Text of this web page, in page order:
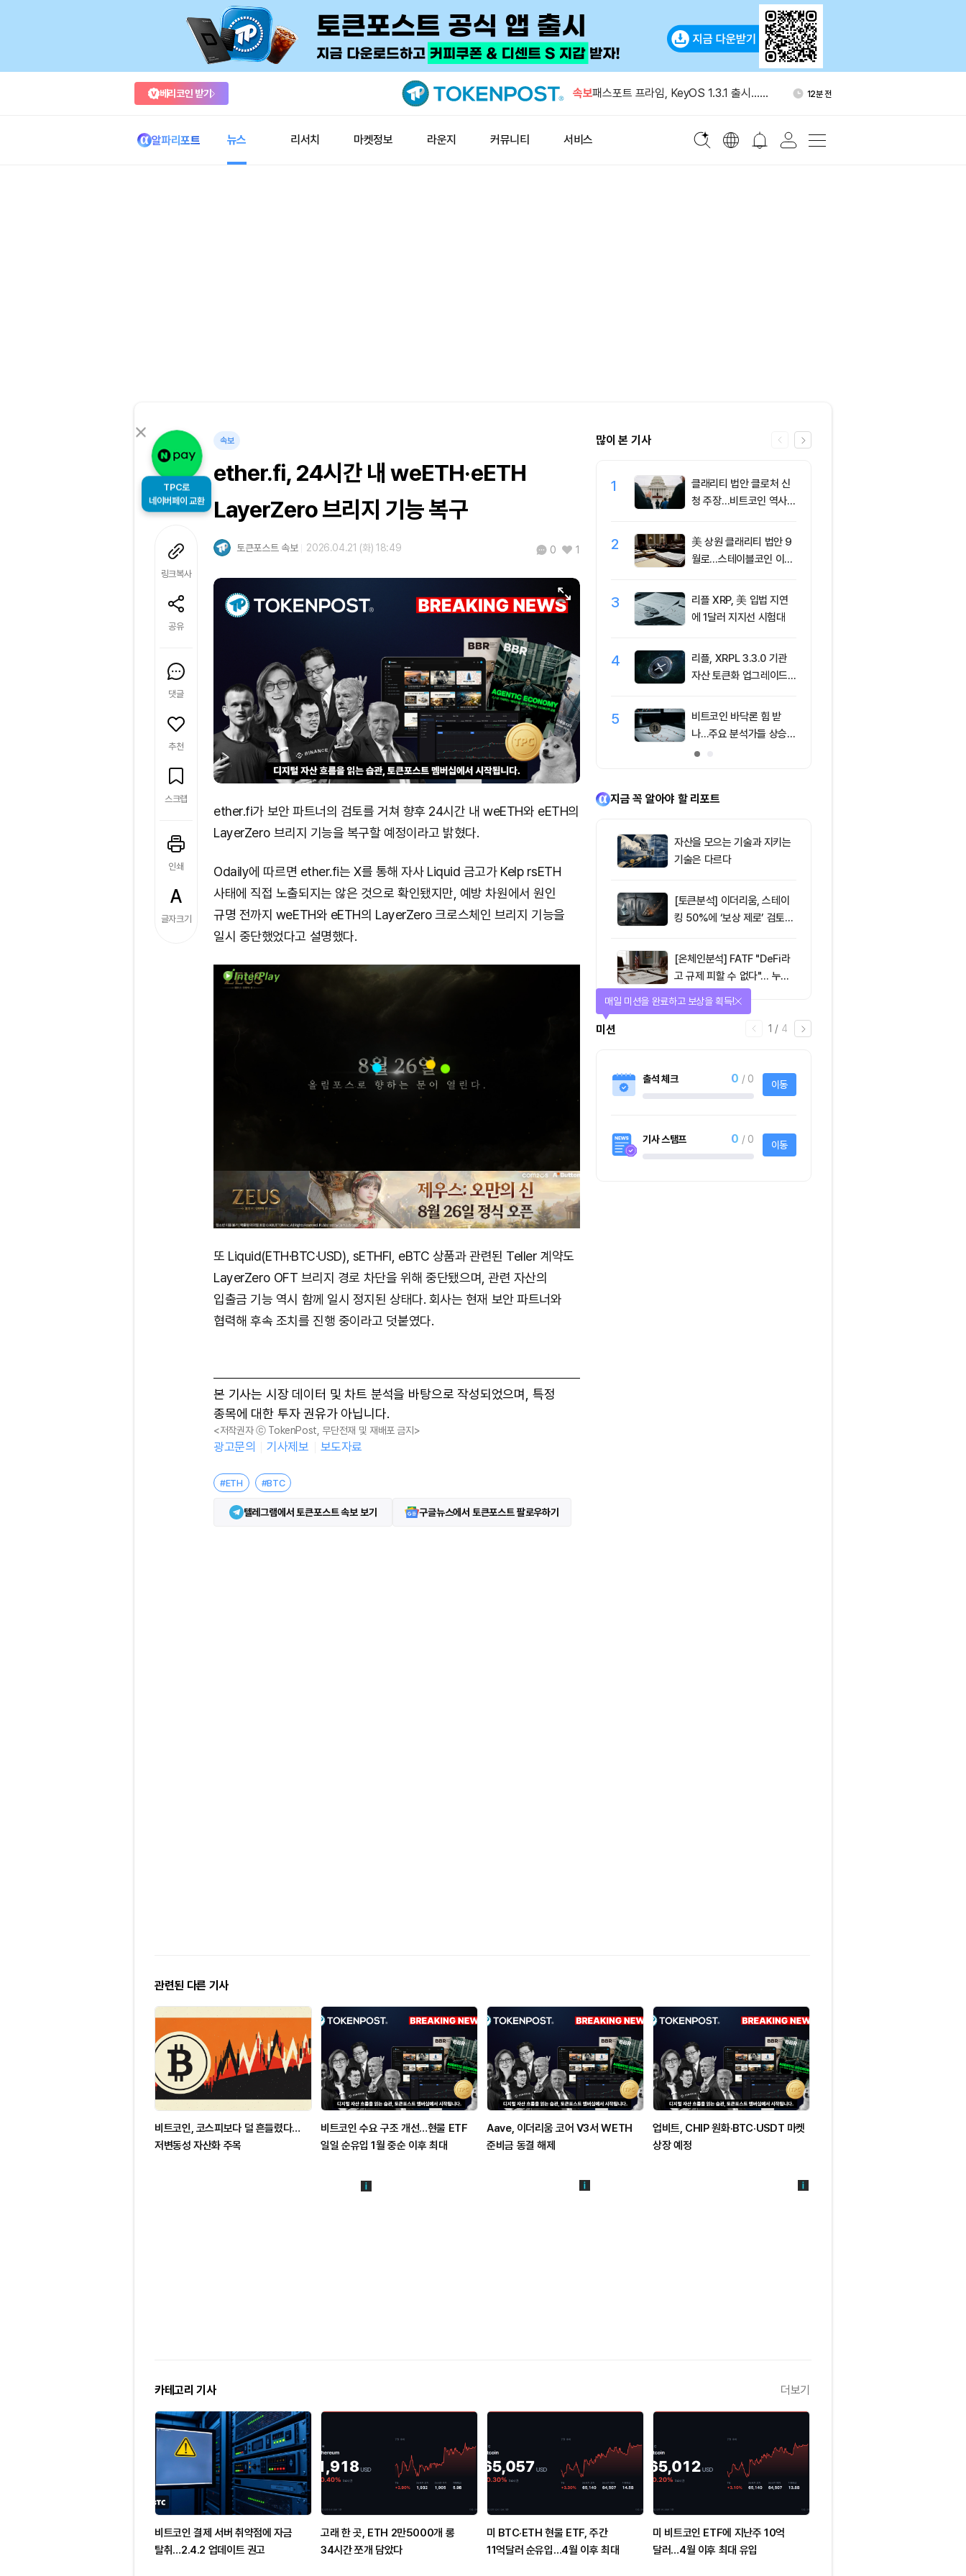
베리코인 받기 속보
XRP, 거래소 보유량 늘며 매도 가능 물량
1시간 전
패스포트 프라임, KeyOS 1.3.1 출시…니
12분 전
각…최대 공급량 4.76%
알파리포트 뉴스 리서치 마켓정보 라운지 커뮤니티 서비스
TPC로
네이버페이 교환
링크복사
공유
댓글
추천
스크랩
인쇄
글자크기
속보
ether.fi, 24시간 내 weETH·eETH
LayerZero 브리지 기능 복구
토큰포스트 속보 2026.04.21 (화) 18:49 0 1
ether.fi가 보안 파트너의 검토를 거쳐 향후 24시간 내 weETH와 eETH의
LayerZero 브리지 기능을 복구할 예정이라고 밝혔다.
Odaily에 따르면 ether.fi는 X를 통해 자사 Liquid 금고가 Kelp rsETH
사태에 직접 노출되지는 않은 것으로 확인됐지만, 예방 차원에서 원인
규명 전까지 weETH와 eETH의 LayerZero 크로스체인 브리지 기능을
일시 중단했었다고 설명했다.
또 Liquid(ETH·BTC·USD), sETHFI, eBTC 상품과 관련된 Teller 계약도
LayerZero OFT 브리지 경로 차단을 위해 중단됐으며, 관련 자산의
입출금 기능 역시 함께 일시 정지된 상태다. 회사는 현재 보안 파트너와
협력해 후속 조치를 진행 중이라고 덧붙였다.
본 기사는 시장 데이터 및 차트 분석을 바탕으로 작성되었으며, 특정
종목에 대한 투자 권유가 아닙니다.
<저작권자 ⓒ TokenPost, 무단전재 및 재배포 금지>
광고문의 기사제보 보도자료
#ETH #BTC
텔레그램에서 토큰포스트 속보 보기 구글뉴스에서 토큰포스트 팔로우하기
많이 본 기사
1
클래리티 법안 클로처 신
청 주장…비트코인 역사가
2
美 상원 클래리티 법안 9
월로…스테이블코인 이자
3
리플 XRP, 美 입법 지연
에 1달러 지지선 시험대
4
리플, XRPL 3.3.0 기관
자산 토큰화 업그레이드
러 지지
5
비트코인 바닥론 힘 받
나…주요 분석가들 상승
신호 주목
지금 꼭 알아야 할 리포트
자산을 모으는 기술과 지키는
기술은 다르다
[토큰분석] 이더리움, 스테이
킹 50%에 ‘보상 제로’ 검토…
역행인가
[온체인분석] FATF "DeFi라
고 규제 피할 수 없다"… 누가
실제 통제하는지가 핵심
1 / 4
미션
매일 미션을 완료하고 보상을 획득!
출석 체크 0 / 0 이동
기사 스탬프 0 / 0 이동
관련된 다른 기사
비트코인, 코스피보다 덜 흔들렸다…
저변동성 자산화 주목
비트코인 수요 구조 개선…현물 ETF
일일 순유입 1월 중순 이후 최대
Aave, 이더리움 코어 V3서 WETH
준비금 동결 해제
업비트, CHIP 원화·BTC·USDT 마켓
상장 예정
카테고리 기사 더보기
비트코인 결제 서버 취약점에 자금
탈취…2.4.2 업데이트 권고
고래 한 곳, ETH 2만5000개 롱
34시간 쪼개 담았다
미 BTC·ETH 현물 ETF, 주간
11억달러 순유입…4월 이후 최대
미 비트코인 ETF에 지난주 10억
달러…4월 이후 최대 유입